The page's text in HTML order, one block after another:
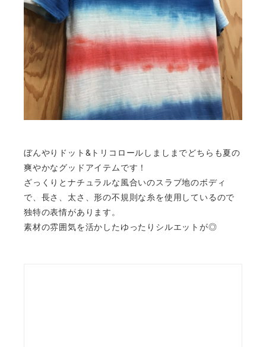
ぼんやりドット&トリコロールしましまでどちらも夏の
爽やかなグッドアイテムです！
ざっくりとナチュラルな風合いのスラブ地のボディ
で、長さ、太さ、形の不規則な糸を使用しているので
独特の表情があります。
素材の雰囲気を活かしたゆったりシルエットが◎